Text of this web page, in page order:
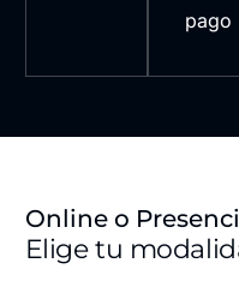
pago
Online o
Elige tu